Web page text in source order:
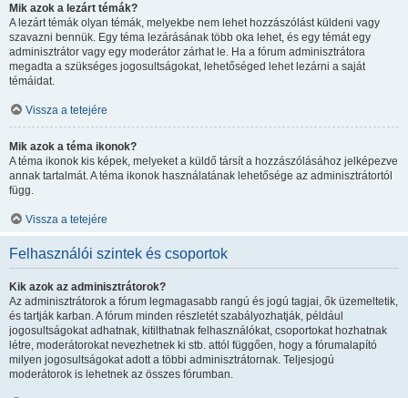
Mik azok a lezárt témák?
A lezárt témák olyan témák, melyekbe nem lehet hozzászólást küldeni vagy
szavazni bennük. Egy téma lezárásának több oka lehet, és egy témát egy
adminisztrátor vagy egy moderátor zárhat le. Ha a fórum adminisztrátora
megadta a szükséges jogosultságokat, lehetőséged lehet lezárni a saját
témáidat.
Vissza a tetejére
Mik azok a téma ikonok?
A téma ikonok kis képek, melyeket a küldő társít a hozzászólásához jelképezve
annak tartalmát. A téma ikonok használatának lehetősége az adminisztrátortól
függ.
Vissza a tetejére
Felhasználói szintek és csoportok
Kik azok az adminisztrátorok?
Az adminisztrátorok a fórum legmagasabb rangú és jogú tagjai, ők üzemeltetik,
és tartják karban. A fórum minden részletét szabályozhatják, például
jogosultságokat adhatnak, kitilthatnak felhasználókat, csoportokat hozhatnak
létre, moderátorokat nevezhetnek ki stb. attól függően, hogy a fórumalapító
milyen jogosultságokat adott a többi adminisztrátornak. Teljesjogú
moderátorok is lehetnek az összes fórumban.